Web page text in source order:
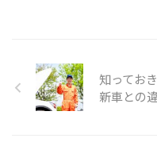
知ってお
新車との